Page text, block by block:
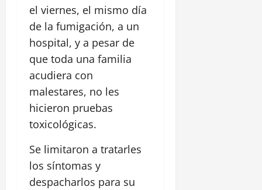
el viernes, el mismo día
de la fumigación, a un
hospital, y a pesar de
que toda una familia
acudiera con
malestares, no les
hicieron pruebas
toxicológicas.
Se limitaron a tratarles
los síntomas y
despacharlos para su